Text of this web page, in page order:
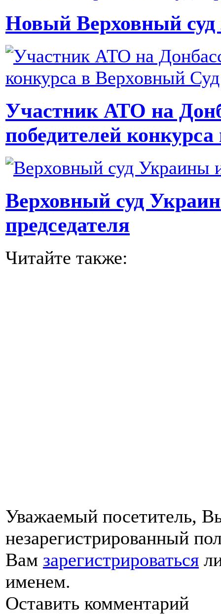
Новый Верховный суд
Участник АТО на
победителей
Верховный суд
председателя
Читайте также:
Уважаемый посетитель,
незарегистрированный
Вам зарегистрироваться
именем.
Оставить комментарий